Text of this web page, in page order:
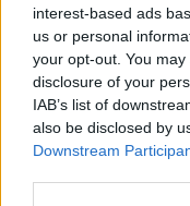
interest-based ads
us or personal
your opt-out. You
disclosure of your
IAB’s list of
also be disclosed by
Downstream
Deseu el meu
aquest navegador